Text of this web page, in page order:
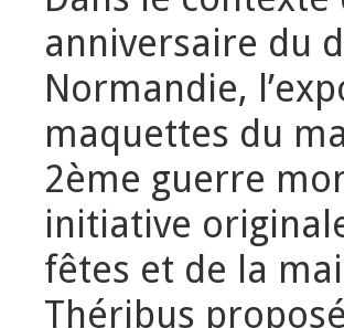
anniversaire du
Normandie,
maquettes du
2ème guerre
initiative
fêtes et de la
Théribus